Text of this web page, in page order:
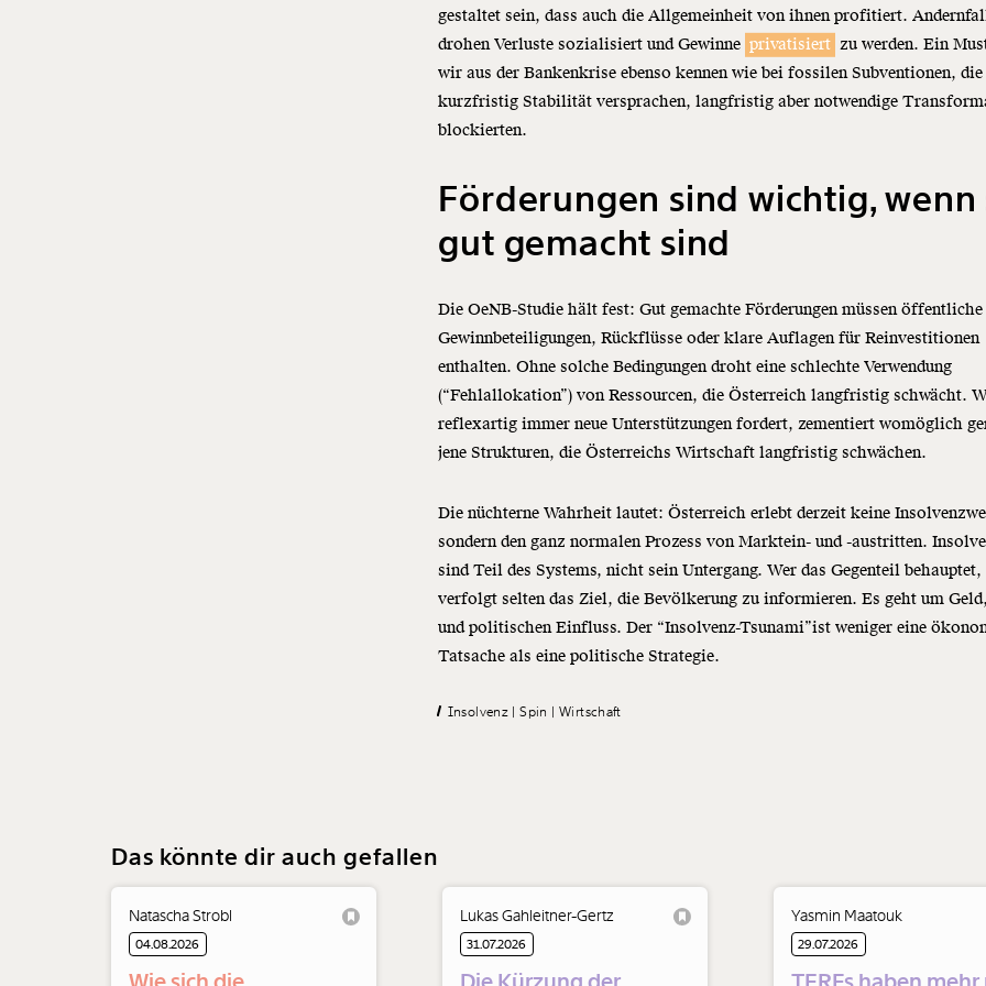
gestaltet sein, dass auch die Allgemeinheit von ihnen profitiert.
drohen Verluste sozialisiert und Gewinne privatisiert zu werden. Ein
wir aus der Bankenkrise ebenso kennen wie bei fossilen Subventionen, die
kurzfristig Stabilität versprachen, langfristig aber notwendige
blockierten.
Förderungen sind wichtig, wenn
gut gemacht sind
Die OeNB-Studie hält fest: Gut gemachte Förderungen müssen öffentliche
Gewinnbeteiligungen, Rückflüsse oder klare Auflagen für Reinvestitionen
enthalten. Ohne solche Bedingungen droht eine schlechte Verwendung
(“Fehlallokation”) von Ressourcen, die Österreich langfristig schwächt.
reflexartig immer neue Unterstützungen fordert, zementiert womöglich
jene Strukturen, die Österreichs Wirtschaft langfristig schwächen.
Die nüchterne Wahrheit lautet: Österreich erlebt derzeit keine
sondern den ganz normalen Prozess von Marktein- und -austritten.
sind Teil des Systems, nicht sein Untergang. Wer das Gegenteil behauptet,
verfolgt selten das Ziel, die Bevölkerung zu informieren. Es geht um
und politischen Einfluss. Der “Insolvenz-Tsunami”ist weniger eine
Tatsache als eine politische Strategie.
Insolvenz Spin Wirtschaft
Das könnte dir auch gefallen
Natascha Strobl
04.08.2026
Lukas Gahleitner-Gertz
31.07.2026
Yasmin Maatouk
29.07.2026